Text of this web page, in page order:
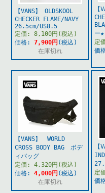
【VANS】 OLDSKOOL
CHECKER FLAME/NAVY
26.5cm/US8.5
定価: 8,100円(税込)
価格: 7,900円 (税込)
在庫切れ
【
ー★
定
価
【VANS】 WORLD
CROSS BODY BAG ボデ
ィバッグ
定価: 4,320円(税込)
価格: 4,000円 (税込)
在庫切れ
定
価